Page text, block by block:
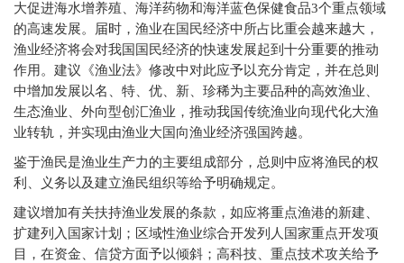
大促进海水增养殖、海洋药物和海洋蓝色保健食品3个重点领域
的高速发展。届时，渔业在国民经济中所占比重会越来越大，
渔业经济将会对我国国民经济的快速发展起到十分重要的推动
作用。建议《渔业法》修改中对此应予以充分肯定，并在总则
中增加发展以名、特、优、新、珍稀为主要品种的高效渔业、
生态渔业、外向型创汇渔业，推动我国传统渔业向现代化大渔
业转轨，并实现由渔业大国向渔业经济强国跨越。
鉴于渔民是渔业生产力的主要组成部分，总则中应将渔民的权
利、义务以及建立渔民组织等给予明确规定。
建议增加有关扶持渔业发展的条款，如应将重点渔港的新建、
扩建列入国家计划；区域性渔业综合开发列人国家重点开发项
目，在资金、信贷方面予以倾斜；高科技、重点技术攻关给予